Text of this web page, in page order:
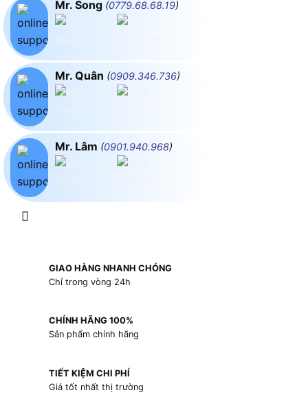
Mr. Song (0779.68.68.19)
Mr. Quân (0909.346.736)
Mr. Lâm (0901.940.968)
GIAO HÀNG NHANH CHÓNG
Chỉ trong vòng 24h
CHÍNH HÃNG 100%
Sản phẩm chính hãng
TIẾT KIỆM CHI PHÍ
Giá tốt nhất thị trường